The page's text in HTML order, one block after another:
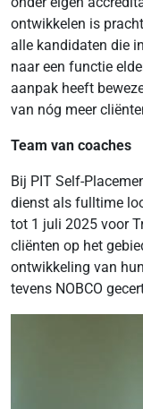
ontwikkelen is
alle kandidaten die
naar een functie
aanpak heeft
van nóg meer
Team van coaches
Bij PIT Self-
dienst als fulltime
tot 1 juli 2025 voor
cliënten op het
ontwikkeling van
tevens NOBCO